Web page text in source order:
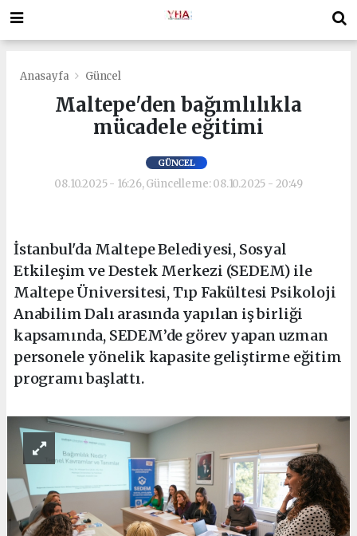
Anasayfa Güncel
Maltepe'den bağımlılıkla
mücadele eğitimi
GÜNCEL
08.10.2025 - 16:26, Güncelleme: 08.10.2025 - 20:49
İstanbul'da Maltepe Belediyesi, Sosyal
Etkileşim ve Destek Merkezi (SEDEM) ile
Maltepe Üniversitesi, Tıp Fakültesi Psikoloji
Anabilim Dalı arasında yapılan iş birliği
kapsamında, SEDEM’de görev yapan uzman
personele yönelik kapasite geliştirme eğitim
programı başlattı.